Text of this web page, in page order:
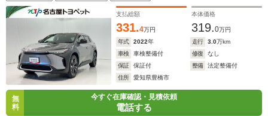
支払総額
331.4万円
本体価格
319.0万円
年式
2022年 走行 3.0万km
車検
車検整備付 修復
なし
保証
保証付 整備
法定整備付
住所
愛知県豊橋市
無
料
今すぐ在庫確認・見積依頼
電話する